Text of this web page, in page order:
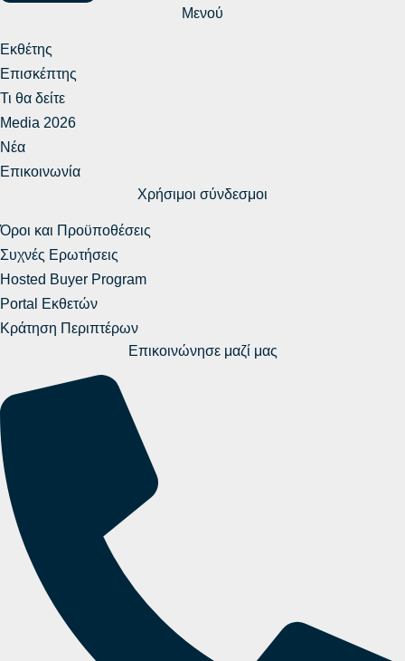
Μενού
Εκθέτης
Επισκέπτης
Τι θα δείτε
Media 2026
Νέα
Επικοινωνία
Χρήσιμοι σύνδεσμοι
Όροι και Προϋποθέσεις
Συχνές Ερωτήσεις
Hosted Buyer Program
Portal Εκθετών
Κράτηση Περιπτέρων
Επικοινώνησε μαζί μας